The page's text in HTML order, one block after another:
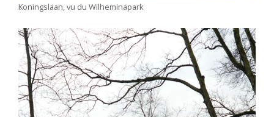
Koningslaan, vu du Wilheminapark